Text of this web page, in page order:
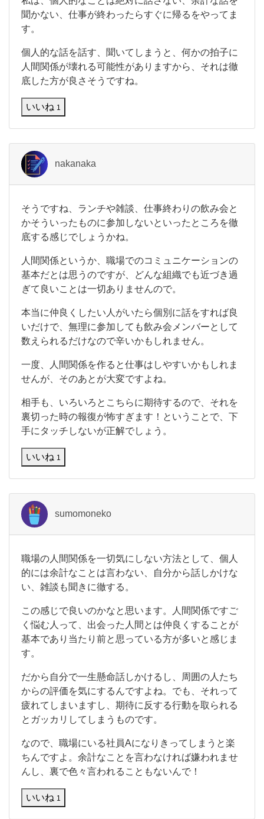
は
、
個
的
な
こ
は
絶
話
さ
な
い
計
な
話
聞
か
聞かない、仕事が終わったらすぐに帰るをやってま
す。
個人的な話を話す、聞いてしまうと、何かの拍子に
人間関係が壊れる可能性がありますから、それは徹
底した方が良さそうですね。
いいね 1
nakanaka
そ
う
で
す
、
ラ
ン
チ
や
雑
談
、
事
終
り
の
飲
み
と
か
そ
そうですね、ランチや雑談、仕事終わりの飲み会と
かそういったものに参加しないといったところを徹
底する感じでしょうかね。
人間関係というか、職場でのコミュニケーションの
基本だとは思うのですが、どんな組織でも近づき過
ぎて良いことは一切ありませんので。
本当に仲良くしたい人がいたら個別に話をすれば良
いだけで、無理に参加しても飲み会メンバーとして
数えられるだけなので辛いかもしれません。
一度、人間関係を作ると仕事はしやすいかもしれま
せんが、そのあとが大変ですよね。
相手も、いろいろとこちらに期待するので、それを
裏切った時の報復が怖すぎます！ということで、下
手にタッチしないが正解でしょう。
いいね 1
sumomoneko
職
場
の
人
関
係
を
一
切
に
し
な
い
方
法
と
し
て
個
人
職場の人間関係を一切気にしない方法として、個人
的には余計なことは言わない、自分から話しかけな
い、雑談も聞きに徹する。
この感じで良いのかなと思います。人間関係ですご
く悩む人って、出会った人間とは仲良くすることが
基本であり当たり前と思っている方が多いと感じま
す。
だから自分で一生懸命話しかけるし、周囲の人たち
からの評価を気にするんですよね。でも、それって
疲れてしまいますし、期待に反する行動を取られる
とガッカリしてしまうものです。
なので、職場にいる社員Aになりきってしまうと楽
ちんですよ。余計なことを言わなければ嫌われませ
んし、裏で色々言われることもないんで！
いいね 1